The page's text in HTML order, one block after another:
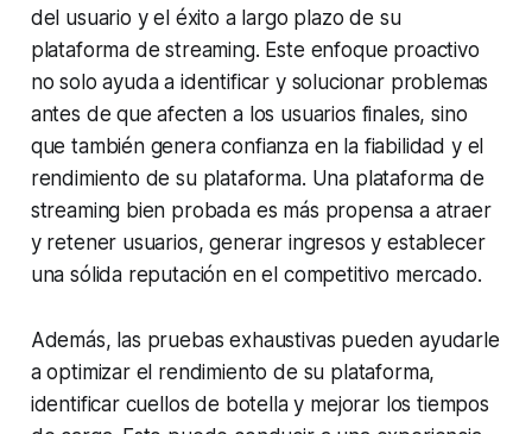
del usuario y el éxito a largo plazo de su
plataforma de streaming. Este enfoque proactivo
no solo ayuda a identificar y solucionar problemas
antes de que afecten a los usuarios finales, sino
que también genera confianza en la fiabilidad y el
rendimiento de su plataforma. Una plataforma de
streaming bien probada es más propensa a atraer
y retener usuarios, generar ingresos y establecer
una sólida reputación en el competitivo mercado.
Además, las pruebas exhaustivas pueden ayudarle
a optimizar el rendimiento de su plataforma,
identificar cuellos de botella y mejorar los tiempos